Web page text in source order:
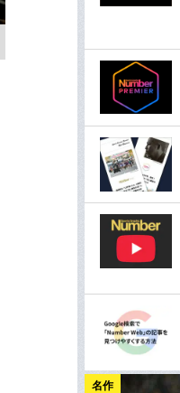
名作